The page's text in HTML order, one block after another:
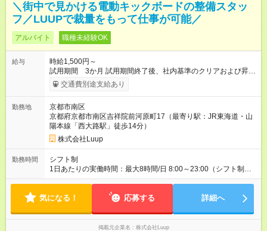
＼街中で見かける電動キックボードの整備スタッ
フ／LUUPで裁量をもって仕事が可能／
アルバイト 職種未経験OK
給与
時給1,500円～
試用期間 3か月 試用期間終了後、社内基準のクリアおよび昇級
試験の実施により、 階級に応じた時給の引き上げを行います。
【試用期間】試用期間あり 試用期間の長さ：3ヶ月 雇用形態、
交通費別途支給あり
勤務地
京都市南区
京都府京都市南区吉祥院前河原町17（最寄り駅：JR東海道・山
陽本線「西大路駅」徒歩14分）
株式会社Luup
勤務時間
シフト制
1日あたりの実働時間：最大8時間/日 8:00～23:00（シフト制）
・上記時間内で勤務時間帯は相談。 ・週3日～OK!
気になる！ 応募する 詳細へ
掲載元企業名 株式会社Luup